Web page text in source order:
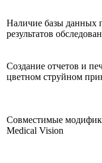
Наличие базы данных
результатов
Создание отчетов и
цветном струйном
Совместимые
Medical Vision